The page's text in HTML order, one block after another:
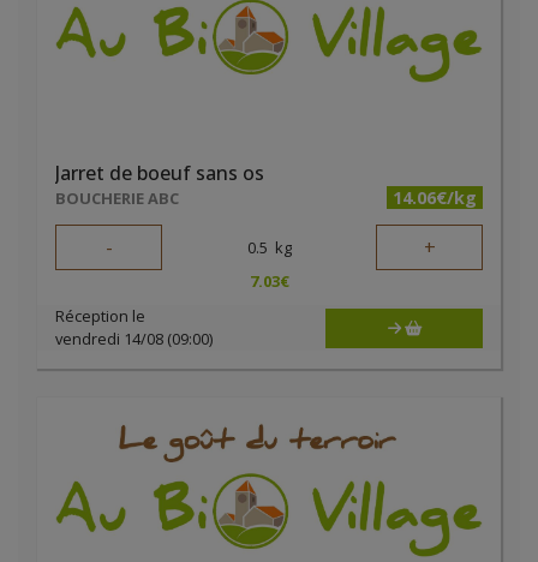
Jarret de boeuf sans os
BOUCHERIE ABC 14.06€/kg
- 0.5 kg +
7.03€
Réception le
vendredi 14/08 (09:00)